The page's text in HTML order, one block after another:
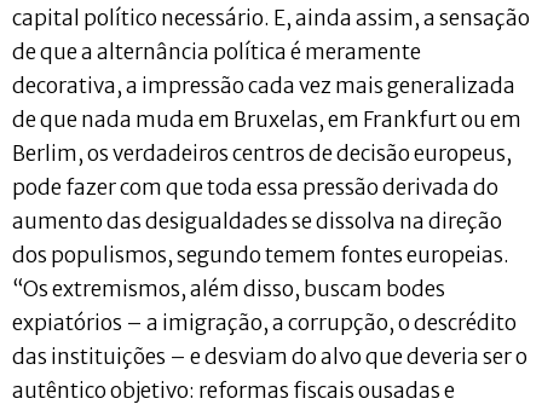
capital político necessário. E, ainda assim, a sensação
de que a alternância política é meramente
decorativa, a impressão cada vez mais generalizada
de que nada muda em Bruxelas, em Frankfurt ou em
Berlim, os verdadeiros centros de decisão europeus,
pode fazer com que toda essa pressão derivada do
aumento das desigualdades se dissolva na direção
dos populismos, segundo temem fontes europeias.
“Os extremismos, além disso, buscam bodes
expiatórios – a imigração, a corrupção, o descrédito
das instituições – e desviam do alvo que deveria ser o
autêntico objetivo: reformas fiscais ousadas e